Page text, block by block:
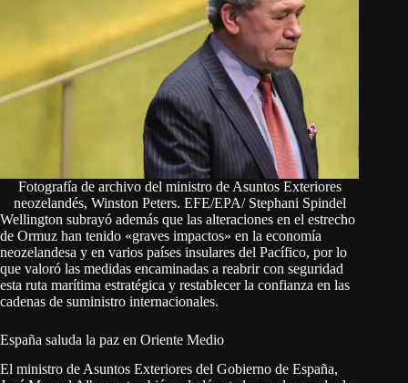
Fotografía de archivo del ministro de Asuntos Exteriores
neozelandés, Winston Peters. EFE/EPA/ Stephani Spindel
Wellington subrayó además que las alteraciones en el estrecho
de Ormuz han tenido «graves impactos» en la economía
neozelandesa y en varios países insulares del Pacífico, por lo
que valoró las medidas encaminadas a reabrir con seguridad
esta ruta marítima estratégica y restablecer la confianza en las
cadenas de suministro internacionales.
España saluda la paz en Oriente Medio
El ministro de Asuntos Exteriores del Gobierno de España,